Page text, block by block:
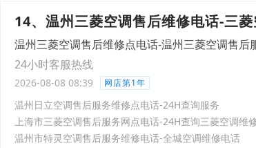
14、温州三菱空调售后维修电话-三
温州三菱空调售后维修点电话-温州三菱空调售后
24小时客服热线
2026-08-08 08:39 网店第1年
温州日立空调售后服务维修点电话-24H查询服务
上海市三菱空调售后服务网点电话-24H查询三菱空调维
温州市特灵空调售后服务维修电话-全城空调维修电话